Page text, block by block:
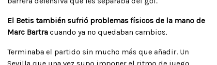
El Betis también sufrió problemas físicos de la mano de
Marc Bartra cuando ya no quedaban cambios.
Terminaba el partido sin mucho más que añadir. Un